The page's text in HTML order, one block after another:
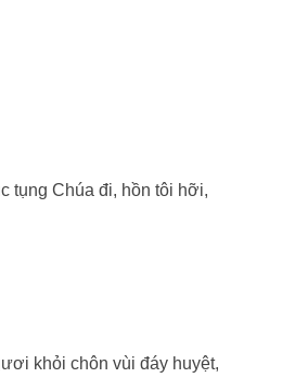
tụng Chúa đi, hồn tôi hỡi,
khỏi chôn vùi đáy huyệt,